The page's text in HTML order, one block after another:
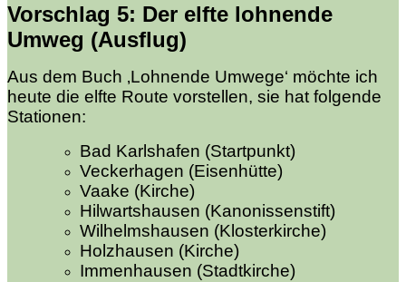
Vorschlag 5: Der elfte lohnende
Umweg (Ausflug)
Aus dem Buch ‚Lohnende Umwege‘ möchte ich
heute die elfte Route vorstellen, sie hat folgende
Stationen:
Bad Karlshafen (Startpunkt)
Veckerhagen (Eisenhütte)
Vaake (Kirche)
Hilwartshausen (Kanonissenstift)
Wilhelmshausen (Klosterkirche)
Holzhausen (Kirche)
Immenhausen (Stadtkirche)